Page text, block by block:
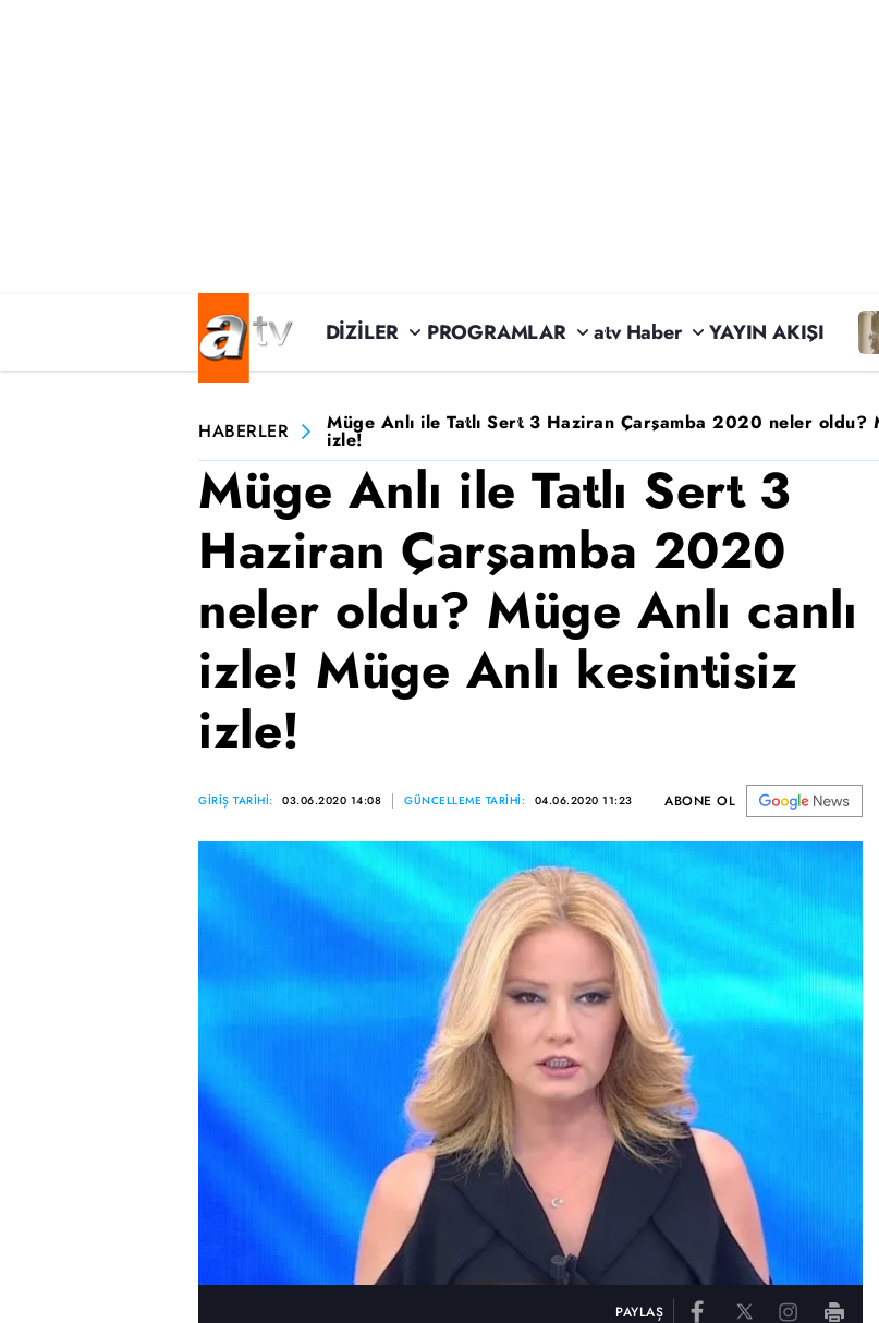
DİZİLER PROGRAMLAR atv Haber YAYIN AKIŞI
HABERLER Müge Anlı ile Tatlı Sert 3 Haziran Çarşamba 2020 neler oldu?
izle!
Müge Anlı ile Tatlı Sert 3
Haziran Çarşamba 2020
neler oldu? Müge Anlı canlı
izle! Müge Anlı kesintisiz
izle!
GİRİŞ TARİHİ: 03.06.2020 14:08 GÜNCELLEME TARİHİ: 04.06.2020 11:23 ABONE OL
PAYLAŞ